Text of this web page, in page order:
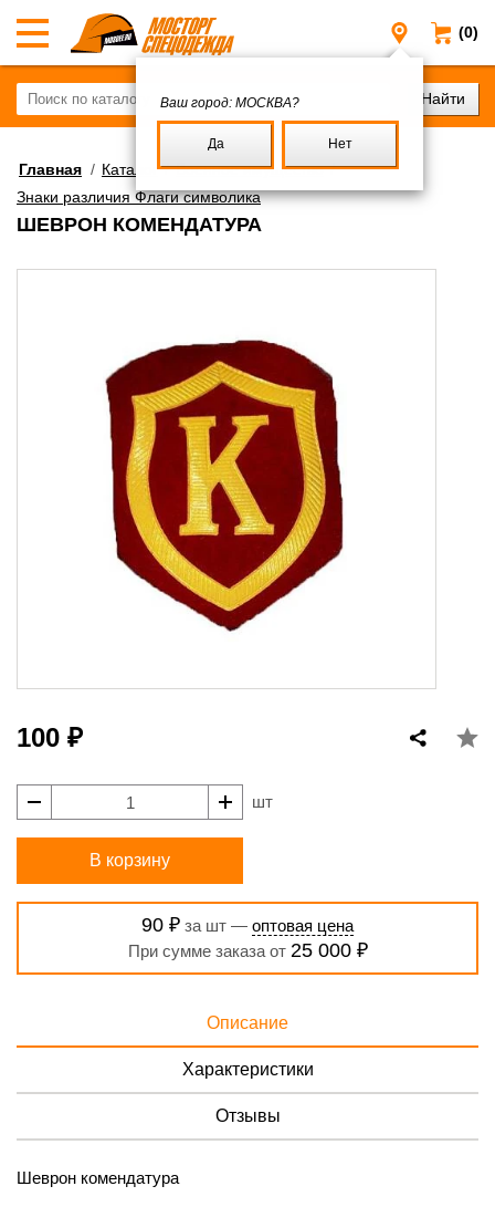
(0)
Москва
Ваш город: МОСКВА?
Да Нет
Главная / Каталог/Военное имущество/
Знаки различия Флаги символика
ШЕВРОН КОМЕНДАТУРА
100 ₽
шт
В корзину
90 ₽ за шт — оптовая цена
При сумме заказа от 25 000 ₽
Описание
Характеристики
Отзывы
Шеврон комендатура